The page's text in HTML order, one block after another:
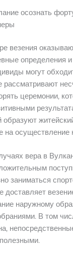
осознать
везения
определения
могут
рассматривают
церемонии,
образуют
на осуществление
вера в
заниматься
доставляет
наружному
В том